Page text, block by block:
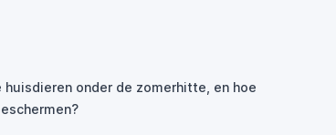
huisdieren onder de zomerhitte, en hoe